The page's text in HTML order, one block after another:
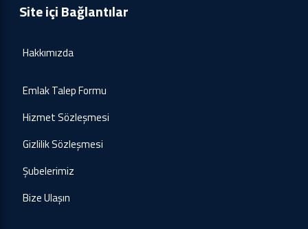
Site içi Bağlantılar
Hakkımızda
Emlak Talep Formu
Hizmet Sözleşmesi
Gizlilik Sözleşmesi
Şubelerimiz
Bize Ulaşın